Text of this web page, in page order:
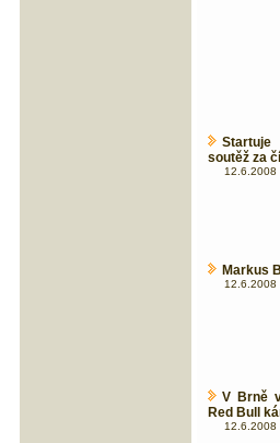
Startuje
soutěž za
12.6.2008
Markus
12.6.2008
V Brně
Red Bull
12.6.2008